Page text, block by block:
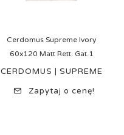
Cerdomus Supreme Ivory
60x120 Matt Rett. Gat.1
CERDOMUS | SUPREME
Zapytaj o cenę!